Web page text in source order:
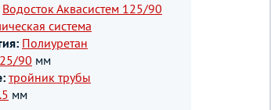
Водосток Аквасистем 125/90
система
Полиуретан
90 мм
тройник трубы
мм